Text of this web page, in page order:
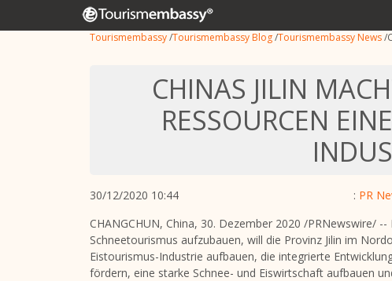
Tourismembassy/Tourismembassy Blog/Tourismembassy News/
CHINAS JILIN
RESSOURCEN
30/12/2020 10:44 : PR
CHANGCHUN, China, 30. Dezember 2020 /PRNewswire/
Schneetourismus aufzubauen, will die Provinz Jilin im
Eistourismus-Industrie aufbauen, die integrierte
fördern, eine starke Schnee- und Eiswirtschaft aufbauen